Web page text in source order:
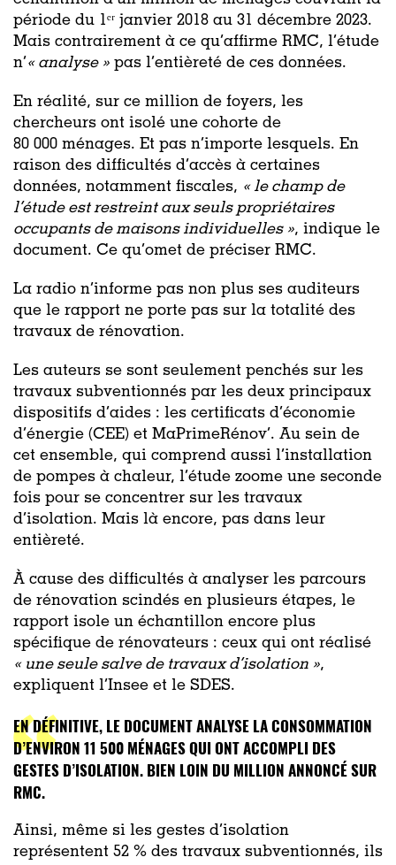
période du 1ᵉʳ janvier 2018 au 31 décembre 2023.
Mais contrairement à ce qu’affirme RMC, l’étude
n’« analyse » pas l’entièreté de ces données.
En réalité, sur ce million de foyers, les
chercheurs ont isolé une cohorte de
80 000 ménages. Et pas n’importe lesquels. En
raison des difficultés d’accès à certaines
données, notamment fiscales, « le champ de
l’étude est restreint aux seuls propriétaires
occupants de maisons individuelles », indique le
document. Ce qu’omet de préciser RMC.
La radio n’informe pas non plus ses auditeurs
que le rapport ne porte pas sur la totalité des
travaux de rénovation.
Les auteurs se sont seulement penchés sur les
travaux subventionnés par les deux principaux
dispositifs d’aides : les certificats d’économie
d’énergie (CEE) et MaPrimeRénov’. Au sein de
cet ensemble, qui comprend aussi l’installation
de pompes à chaleur, l’étude zoome une seconde
fois pour se concentrer sur les travaux
d’isolation. Mais là encore, pas dans leur
entièreté.
À cause des difficultés à analyser les parcours
de rénovation scindés en plusieurs étapes, le
rapport isole un échantillon encore plus
spécifique de rénovateurs : ceux qui ont réalisé
« une seule salve de travaux d’isolation »,
expliquent l’Insee et le SDES.
EN DÉFINITIVE, LE DOCUMENT ANALYSE LA CONSOMMATION
D’ENVIRON 11 500 MÉNAGES QUI ONT ACCOMPLI DES
GESTES D’ISOLATION. BIEN LOIN DU MILLION ANNONCÉ SUR
RMC.
Ainsi, même si les gestes d’isolation
représentent 52 % des travaux subventionnés, ils